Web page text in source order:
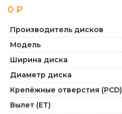
₽
Производитель дисков
Модель
Ширина диска
Диаметр диска
Крепёжные отверстия (PCD)
Вылет (ET)